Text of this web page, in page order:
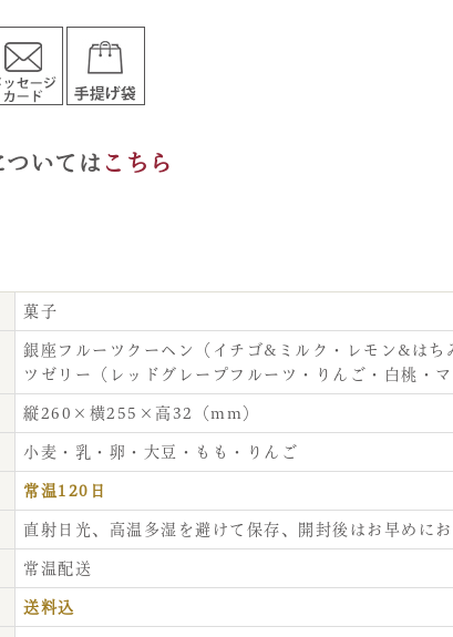
ついては こちら
菓子
銀座フルーツクーヘン（イチゴ&ミルク・レモン&は
ツゼリー（レッドグレープフルーツ・りんご・白桃・マ
縦260×横255×高32（mm）
小麦・乳・卵・大豆・もも・りんご
常温120日
直射日光、高温多湿を避けて保存、開封後はお早めに
常温配送
送料込